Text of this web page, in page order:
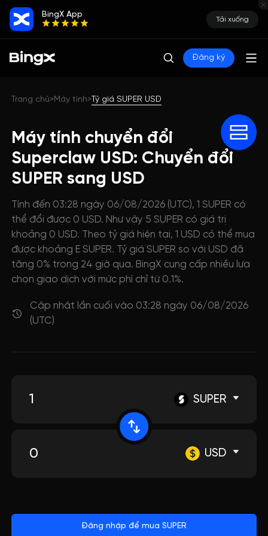
BingX App
Tải xuống
Đăng ký
Trang chủ>Máy tính>Tỷ giá SUPER USD
Máy tính chuyển đổi
Superclaw USD: Chuyển đổi
SUPER sang USD
Tính đến 03:28 ngày 06/08/2026 (UTC), 1 SUPER có
thể đổi được 0 USD. Như vậy 5 SUPER có giá trị
khoảng 0 USD. Theo tỷ giá hiện tại, 1 USD có thể mua
được khoảng E SUPER. Tỷ giá SUPER so với USD đã
tăng 0% trong 24 giờ qua. BingX cung cấp nhiều lựa
chọn giao dịch với mức phí chỉ từ 0.1%.
Cập nhật lần cuối vào 03:28 ngày 06/08/2026
(UTC)
SUPER
USD
Đăng nhập để mua SUPER